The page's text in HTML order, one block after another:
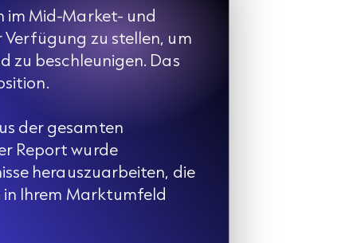
im Mid-Market- und
zu stellen, um
zu beschleunigen. Das
der gesamten
Report wurde
herauszuarbeiten, die
in Ihrem Marktumfeld